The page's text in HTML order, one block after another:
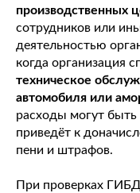
производственных
сотрудников или
деятельностью
когда организация
техническое
автомобиля или
расходы могут
приведёт к
пени и штрафов.
При проверках